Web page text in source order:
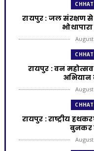
रायपुर : जल संरक्षण
रायपुर : वन
अभियान
रायपुर : राष्ट्रीय
बुनकर